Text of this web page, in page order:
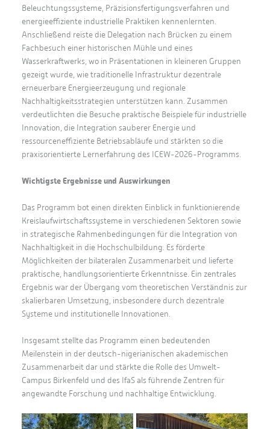
Beleuchtungssysteme, Präzisionsfertigungsverfahren und
energieeffiziente industrielle Praktiken kennenlernten.
Anschließend reiste die Delegation nach Brücken zu einem
Fachbesuch einer historischen Mühle und eines
Wasserkraftwerks, wo in Präsentationen in kleineren Gruppen
gezeigt wurde, wie traditionelle Infrastruktur dezentrale
erneuerbare Energieerzeugung und regionale
Nachhaltigkeitsstrategien unterstützen kann. Zusammen
verdeutlichten die Besuche praktische Beispiele für industrielle
Innovation, die Integration sauberer Energie und
ressourceneffiziente Betriebsabläufe und stärkten so die
praxisorientierte Lernerfahrung des ICEW-2026-Programms.
Wichtigste Ergebnisse und Auswirkungen
Das Programm bot einen direkten Einblick in funktionierende
Kreislaufwirtschaftssysteme in verschiedenen Sektoren sowie
in strategische Rahmenbedingungen für die Integration von
Nachhaltigkeit in die Hochschulbildung. Es förderte
Möglichkeiten der bilateralen Zusammenarbeit und lieferte
praktische, handlungsorientierte Erkenntnisse. Ein zentrales
Ergebnis war der Übergang vom theoretischen Verständnis zur
skalierbaren Umsetzung, insbesondere durch dezentrale
Systeme und institutionelle Innovationen.
Insgesamt stellte das Programm einen bedeutenden
Meilenstein in der deutsch-nigerianischen akademischen
Zusammenarbeit dar und stärkte die Rolle des Umwelt-
Campus Birkenfeld und des IfaS als führende Zentren für
angewandte Forschung und nachhaltige Entwicklung.